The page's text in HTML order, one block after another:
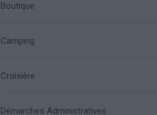
Boutique
Camping
Croisière
Démarches Administratives